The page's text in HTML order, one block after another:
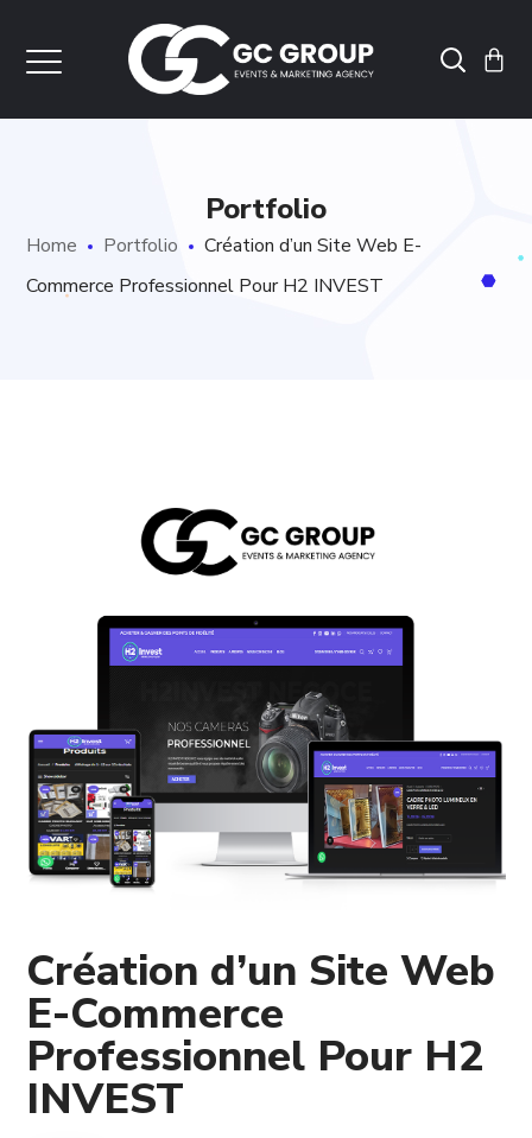
Portfolio
Home Portfolio
Création d’un Site Web E-
Commerce Professionnel Pour H2 INVEST
Création d’un Site Web
E-Commerce
Professionnel Pour H2
INVEST